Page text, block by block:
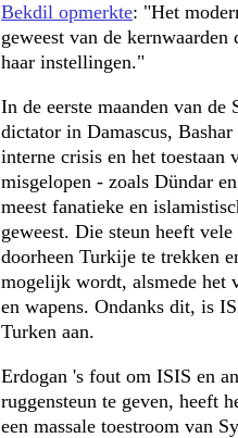
Bekdil opmerkte: "Het
geweest van de
haar instellingen."
In de eerste maanden van
dictator in Damascus,
interne crisis en het
misgelopen - zoals Dündar
meest fanatieke en
geweest. Die steun heeft
doorheen Turkije te trekken
mogelijk wordt, alsmede het
en wapens. Ondanks dit, is
Turken aan.
Erdogan 's fout om ISIS en
ruggensteun te geven, heeft
een massale toestroom van